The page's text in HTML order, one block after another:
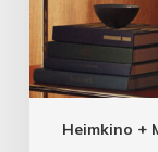
Heimkino